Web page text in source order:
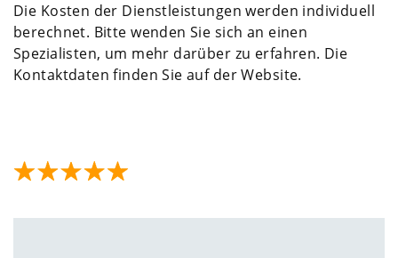
Die Kosten der Dienstleistungen werden individuell
berechnet. Bitte wenden Sie sich an einen
Spezialisten, um mehr darüber zu erfahren. Die
Kontaktdaten finden Sie auf der Website.